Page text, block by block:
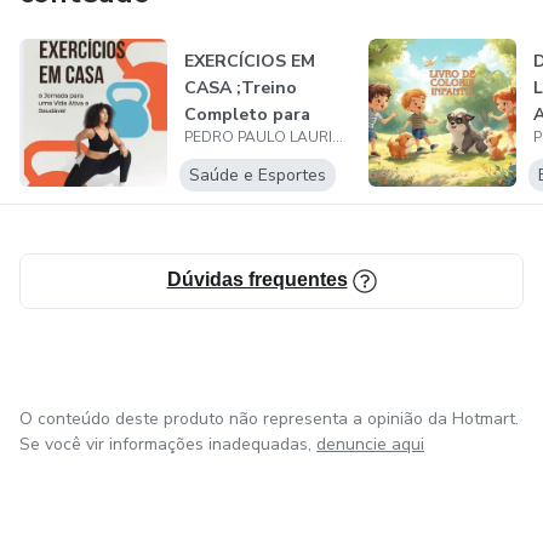
Prepare-se para iniciar agora uma jornada de cura
emocional, autodescoberta e transformação pessoal,
conquistando o bem-estar emocional que tanto merece.
Compre o seu produto digital e comece hoje mesmo a sua
transformação!
EXERCÍCIOS EM
CASA ;Treino
Completo para
Emagrecer Rápido,
P...
PEDRO PAULO LAURINDO DOS SANTOS
Saúde e Esportes
Dúvidas frequentes
O conteúdo deste produto não representa a opinião da Hotmart.
Se você vir informações inadequadas, denuncie aqui